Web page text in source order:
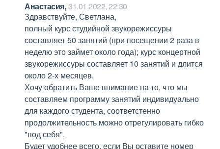
Анастасия, 31.01.2022, 22:30
Здравствуйте, Светлана,
полный курс студийной звукорежиссуры
составляет 50 занятий (при посещении 2 раза в
неделю это займет около года); курс концертной
звукорежиссуры составляет 10 занятий и длится
около 2-х месяцев.
Хочу обратить Ваше внимание на то, что мы
составляем программу занятий индивидуально
для каждого студента, соответстенно
продолжительность можно отрегулировать гибко
"под себя".
Будет удобнее всего, если Вы оставите номер